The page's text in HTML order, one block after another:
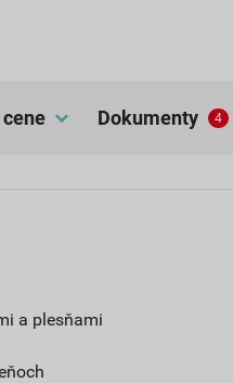
cene dokumenty 4
a plesňami